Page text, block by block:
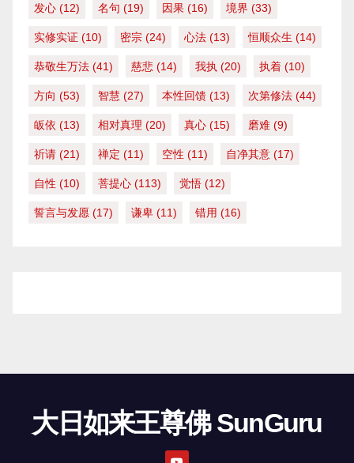
发心 (12) 名句 (19) 因果 (16) 境界 (33)
实修实证 (10) 密宗 (24) 心法 (13) 恒顺众生 (14)
恭敬生万法 (41) 慈悲 (14) 我执 (20) 执着 (10)
方向 (53) 智慧 (27) 本性回馈 (13) 次第修法 (44)
皈依 (13) 相对真理 (20) 真心 (15) 磨难 (9)
祈请 (21) 禅定 (11) 空性 (11) 自净其意 (17)
自性 (10) 菩提心 (113) 觉悟 (12)
誓言与发愿 (17) 谦卑 (11) 错用 (16)
大日如来王尊佛 SunGuru